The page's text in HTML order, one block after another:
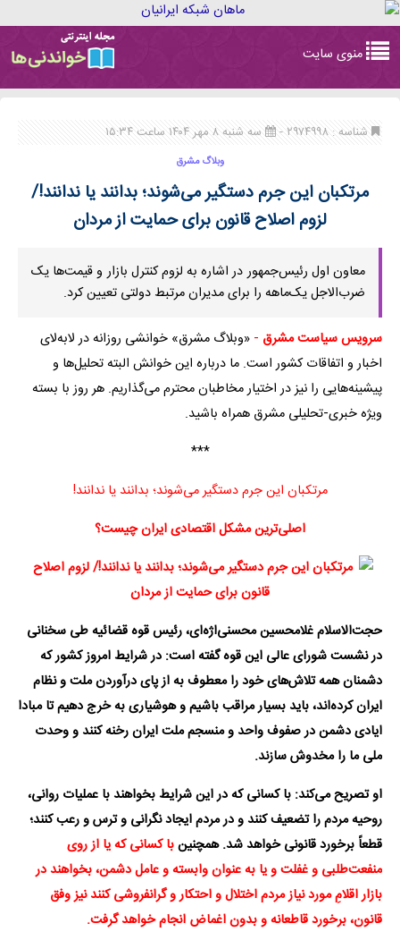
navigation
منوی سایت
شناسه : ۲۹۷۴۹۹۸ - سه شنبه ۸ مهر ۱۴۰۴ ساعت ۱۵:۳۴
وبلاگ مشرق
مرتکبان این جرم دستگیر می‌شوند؛ بدانند یا ندانند!/
لزوم اصلاح قانون برای حمایت از مردان
معاون اول رئیس‌جمهور در اشاره به لزوم کنترل بازار و قیمت‌ها یک
ضرب‌الاجل یک‌ماهه را برای مدیران مرتبط دولتی تعیین کرد.
سرویس سیاست مشرق - «وبلاگ مشرق» خوانشی روزانه در لابه‌لای
اخبار و اتفاقات کشور است. ما درباره این خوانش البته تحلیل‌ها و
پیشینه‌هایی را نیز در اختیار مخاطبان محترم می‌گذاریم. هر روز با بسته
ویژه خبری-تحلیلی مشرق همراه باشید.
***
مرتکبان این جرم دستگیر می‌شوند؛ بدانند یا ندانند!
اصلی‌ترین مشکل اقتصادی ایران چیست؟
حجت‌الاسلام غلامحسین محسنی‌اژه‌ای، رئیس قوه قضائیه طی سخنانی
در نشست شورای عالی این قوه گفته است:‌ در شرایط امروز کشور که
دشمنان همه تلاش‌های خود را معطوف به از پای درآوردن ملت و نظام
ایران کرده‌اند، باید بسیار مراقب باشیم و هوشیاری به خرج دهیم تا مبادا
ایادی دشمن در صفوف واحد و منسجم ملت ایران رخنه کنند و وحدت
ملی ما را مخدوش سازند.
او تصریح می‌کند: با کسانی که در این شرایط بخواهند با عملیات روانی،
روحیه مردم را تضعیف کنند و در مردم ایجاد نگرانی و ترس و رعب کنند؛
قطعاً برخورد قانونی خواهد شد. همچنینبا کسانی که یا از روی
منفعت‌طلبی و غفلت و یا به عنوان وابسته و عامل دشمن، بخواهند در
بازار اقلامِ مورد نیاز مردم اختلال و احتکار و گرانفروشی کنند نیز وفق
قانون، برخورد قاطعانه و بدون اغماض انجام خواهد گرفت.